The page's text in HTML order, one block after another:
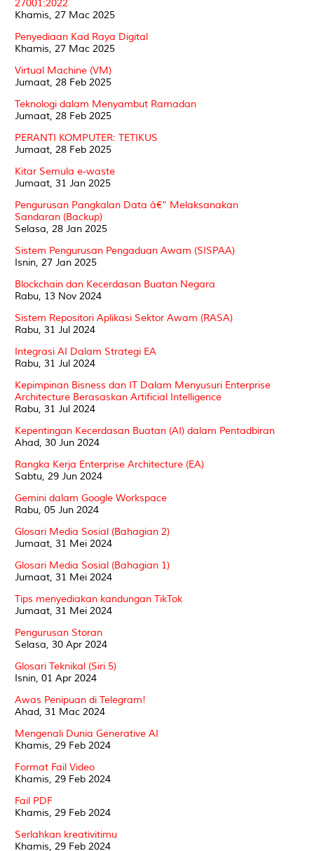
27001:2022
Khamis, 27 Mac 2025
Penyediaan Kad Raya Digital
Khamis, 27 Mac 2025
Virtual Machine (VM)
Jumaat, 28 Feb 2025
Teknologi dalam Menyambut Ramadan
Jumaat, 28 Feb 2025
PERANTI KOMPUTER: TETIKUS
Jumaat, 28 Feb 2025
Kitar Semula e-waste
Jumaat, 31 Jan 2025
Pengurusan Pangkalan Data â€“ Melaksanakan
Sandaran (Backup)
Selasa, 28 Jan 2025
Sistem Pengurusan Pengaduan Awam (SISPAA)
Isnin, 27 Jan 2025
Blockchain dan Kecerdasan Buatan Negara
Rabu, 13 Nov 2024
Sistem Repositori Aplikasi Sektor Awam (RASA)
Rabu, 31 Jul 2024
Integrasi AI Dalam Strategi EA
Rabu, 31 Jul 2024
Kepimpinan Bisness dan IT Dalam Menyusuri Enterprise
Architecture Berasaskan Artificial Intelligence
Rabu, 31 Jul 2024
Kepentingan Kecerdasan Buatan (AI) dalam Pentadbiran
Ahad, 30 Jun 2024
Rangka Kerja Enterprise Architecture (EA)
Sabtu, 29 Jun 2024
Gemini dalam Google Workspace
Rabu, 05 Jun 2024
Glosari Media Sosial (Bahagian 2)
Jumaat, 31 Mei 2024
Glosari Media Sosial (Bahagian 1)
Jumaat, 31 Mei 2024
Tips menyediakan kandungan TikTok
Jumaat, 31 Mei 2024
Pengurusan Storan
Selasa, 30 Apr 2024
Glosari Teknikal (Siri 5)
Isnin, 01 Apr 2024
Awas Penipuan di Telegram!
Ahad, 31 Mac 2024
Mengenali Dunia Generative AI
Khamis, 29 Feb 2024
Format Fail Video
Khamis, 29 Feb 2024
Fail PDF
Khamis, 29 Feb 2024
Serlahkan kreativitimu
Khamis, 29 Feb 2024